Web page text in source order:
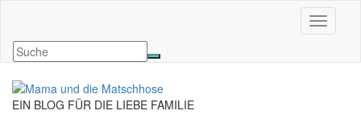
EIN BLOG FÜR DIE LIEBE FAMILIE